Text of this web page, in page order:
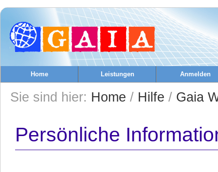
Home Leistungen Anmelden
Sie sind hier: Home / Hilfe / Gaia
Persönliche